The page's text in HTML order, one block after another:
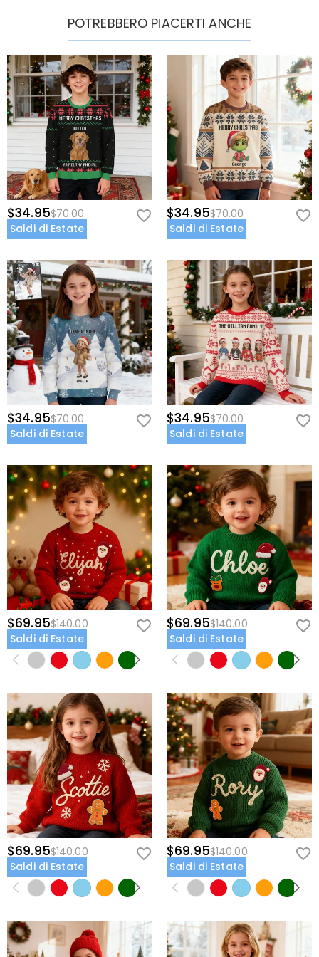
POTREBBERO PIACERTI ANCHE
$34.95$70.00
Saldi di Estate
$34.95$70.00
Saldi di Estate
$34.95$70.00
Saldi di Estate
$34.95$70.00
Saldi di Estate
$69.95$140.00
Saldi di Estate
$69.95$140.00
Saldi di Estate
$69.95$140.00
Saldi di Estate
$69.95$140.00
Saldi di Estate